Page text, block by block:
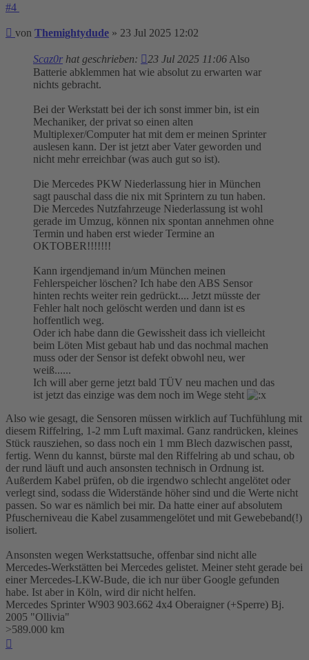
#4
Beitrag
von Themightydude » 23 Jul 2025 12:02
Scaz0r hat geschrieben: 23 Jul 2025 11:06 Also
Batterie abklemmen hat wie absolut zu erwarten war
nichts gebracht.
Bei der Werkstatt bei der ich sonst immer bin, ist ein
Mechaniker, der privat so einen alten
Multiplexer/Computer hat mit dem er meinen Sprinter
auslesen kann. Der ist jetzt aber Vater geworden und
nicht mehr erreichbar (was auch gut so ist).
Die Mercedes PKW Niederlassung hier in München
sagt pauschal dass die nix mit Sprintern zu tun haben.
Die Mercedes Nutzfahrzeuge Niederlassung ist wohl
gerade im Umzug, können nix spontan annehmen ohne
Termin und haben erst wieder Termine an
OKTOBER!!!!!!!
Kann irgendjemand in/um München meinen
Fehlerspeicher löschen? Ich habe den ABS Sensor
hinten rechts weiter rein gedrückt.... Jetzt müsste der
Fehler halt noch gelöscht werden und dann ist es
hoffentlich weg.
Oder ich habe dann die Gewissheit dass ich vielleicht
beim Löten Mist gebaut hab und das nochmal machen
muss oder der Sensor ist defekt obwohl neu, wer
weiß......
Ich will aber gerne jetzt bald TÜV neu machen und das
ist jetzt das einzige was dem noch im Wege steht
Also wie gesagt, die Sensoren müssen wirklich auf Tuchfühlung mit
diesem Riffelring, 1-2 mm Luft maximal. Ganz randrücken, kleines
Stück rausziehen, so dass noch ein 1 mm Blech dazwischen passt,
fertig. Wenn du kannst, bürste mal den Riffelring ab und schau, ob
der rund läuft und auch ansonsten technisch in Ordnung ist.
Außerdem Kabel prüfen, ob die irgendwo schlecht angelötet oder
verlegt sind, sodass die Widerstände höher sind und die Werte nicht
passen. So war es nämlich bei mir. Da hatte einer auf absolutem
Pfuscherniveau die Kabel zusammengelötet und mit Gewebeband(!)
isoliert.
Ansonsten wegen Werkstattsuche, offenbar sind nicht alle
Mercedes-Werkstätten bei Mercedes gelistet. Meiner steht gerade bei
einer Mercedes-LKW-Bude, die ich nur über Google gefunden
habe. Ist aber in Köln, wird dir nicht helfen.
Mercedes Sprinter W903 903.662 4x4 Oberaigner (+Sperre) Bj.
2005 "Ollivia"
>589.000 km